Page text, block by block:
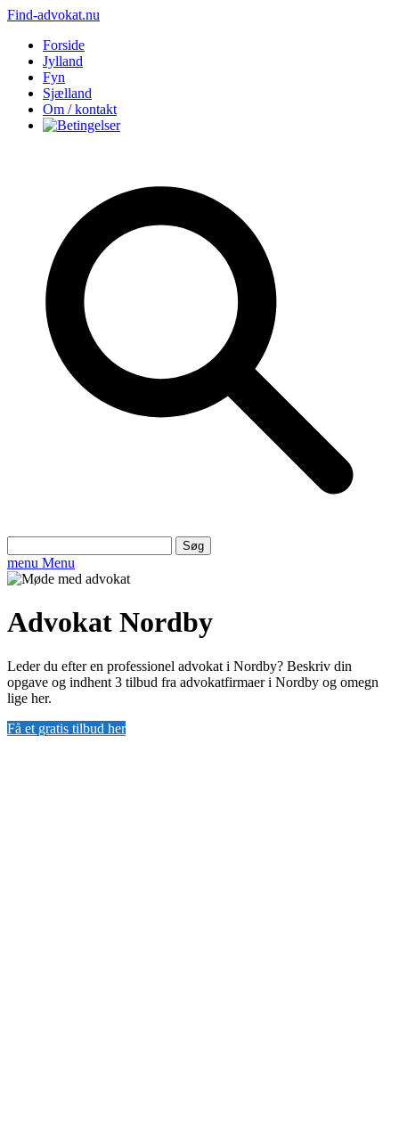
Find-advokat.nu
Forside
Jylland
Fyn
Sjælland
Om / kontakt
efter:
menu Menu
Advokat Nordby
Leder du efter en professionel advokat i Nordby? Beskriv din
opgave og indhent 3 tilbud fra advokatfirmaer i Nordby og omegn
lige her.
Få et gratis tilbud her